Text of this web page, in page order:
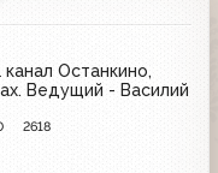
Останкино,
Ведущий - Василий
2618